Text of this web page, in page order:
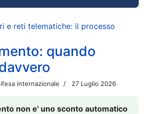
e reti telematiche: il processo
quando
internazionale 27 Luglio 2026
non e' uno sconto automatico